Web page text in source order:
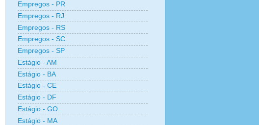
Empregos - PR
Empregos - RJ
Empregos - RS
Empregos - SC
Empregos - SP
Estágio - AM
Estágio - BA
Estágio - CE
Estágio - DF
Estágio - GO
Estágio - MA